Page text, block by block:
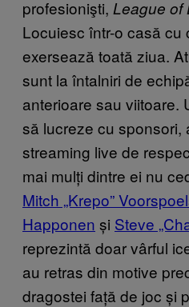
profesionişti, League of
Locuiesc într-o casă cu
exersează toată ziua.
sunt la întalniri de
anterioare sau viitoare.
să lucreze cu sponsori,
streaming live de
mai mulți dintre ei nu
Mitch „Krepo”
Happonen și Steve
reprezintă doar vârful
au retras din motive
dragostei față de joc și